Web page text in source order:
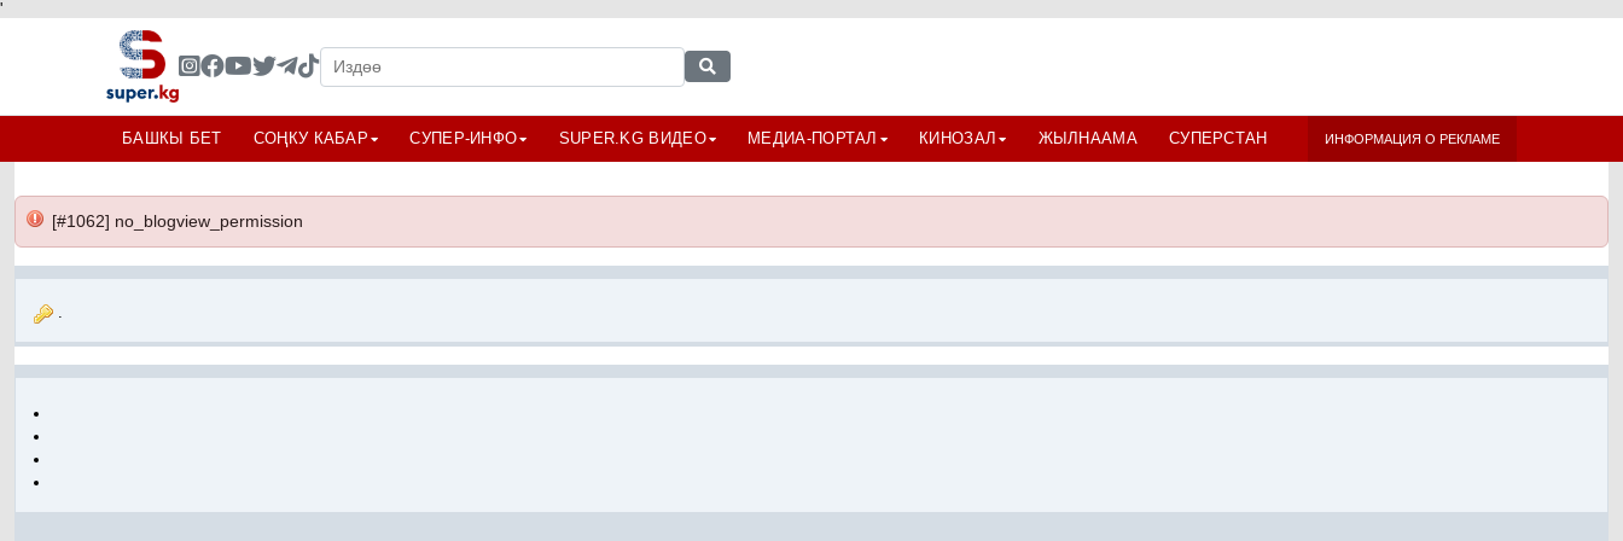
'
БАШКЫ БЕТ СОҢКУ КАБАР СУПЕР-ИНФО SUPER.KG ВИДЕО МЕДИА-ПОРТАЛ КИНОЗАЛ ЖЫЛНААМА СУПЕРСТАН ИНФОРМАЦИЯ О РЕКЛАМЕ
[#1062] no_blogview_permission
.